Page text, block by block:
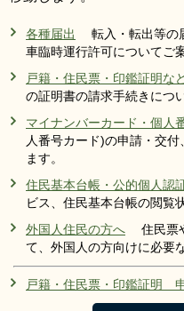
各種届出
転入・転出等の
車臨時運行許可についてご
戸籍・住民票・印鑑証明な
の証明書の請求手続きにつ
マイナンバーカード・個人
人番号カード)の申請・交
ます。
住民基本台帳・公的個人認
ビス、住民基本台帳の閲覧
外国人住民の方へ
住民票
て、外国人の方向けに必要
戸籍・住民票・印鑑証明